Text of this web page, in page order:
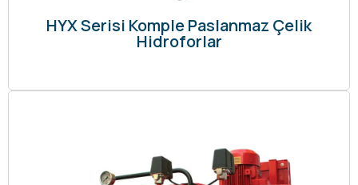
HYX Serisi Komple Paslanmaz Çelik
Hidroforlar